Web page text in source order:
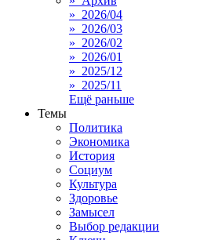
» 2026/04
» 2026/03
» 2026/02
» 2026/01
» 2025/12
» 2025/11
Ещё раньше
Темы
Политика
Экономика
История
Социум
Культура
Здоровье
Замысел
Выбор редакции